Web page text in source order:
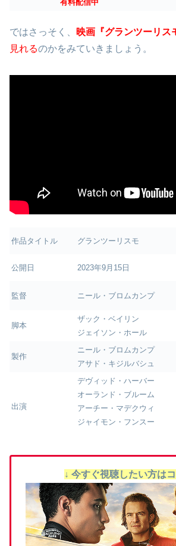
有料配信中
ではさっそく、 映画『グランツーリス
見れるのかをみていきましょう。
作品タイトル グランツーリスモ
公開日 2023年9月15日
監督 ニール・ブロムカンプ
脚本
ザック・ベイリン
ジェイソン・ホール
製作
ニール・ブロムカンプ
アサド・キジルバシュ
出演
デヴィッド・ハーバー
オーランド・ブルーム
アーチー・マデクウィ
ジャイモン・フンスー
↓ 今すぐ視聴したい方は